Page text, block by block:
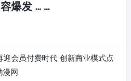
爆发 ... ...